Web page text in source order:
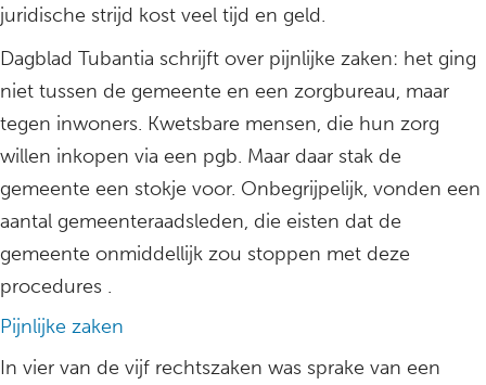
juridische strijd kost veel tijd en geld.
Dagblad Tubantia schrijft over pijnlijke zaken: het ging
niet tussen de gemeente en een zorgbureau, maar
tegen inwoners. Kwetsbare mensen, die hun zorg
willen inkopen via een pgb. Maar daar stak de
gemeente een stokje voor. Onbegrijpelijk, vonden een
aantal gemeenteraadsleden, die eisten dat de
gemeente onmiddellijk zou stoppen met deze
procedures .
Pijnlijke zaken
In vier van de vijf rechtszaken was sprake van een